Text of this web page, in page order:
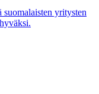
suomalaisten yritysten